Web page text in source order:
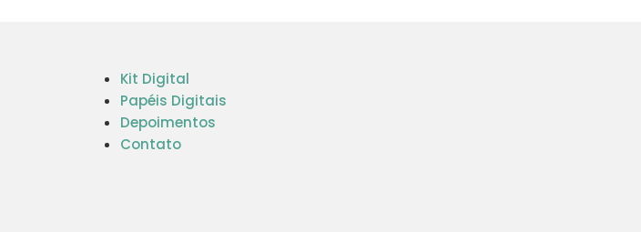
Kit Digital
Papéis Digitais
Depoimentos
Contato